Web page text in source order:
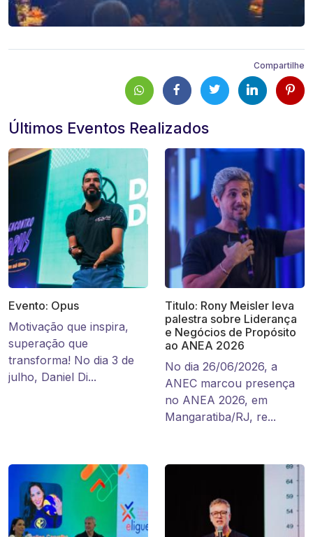
Compartilhe
Últimos Eventos Realizados
Evento: Opus
Motivação que inspira,
superação que
transforma! No dia 3 de
julho, Daniel Di...
Titulo: Rony Meisler leva
palestra sobre Liderança
e Negócios de Propósito
ao ANEA 2026
No dia 26/06/2026, a
ANEC marcou presença
no ANEA 2026, em
Mangaratiba/RJ, re...